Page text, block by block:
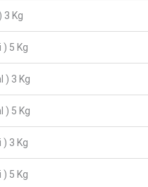
3 Kg
5 Kg
) 3 Kg
) 5 Kg
3 Kg
5 Kg